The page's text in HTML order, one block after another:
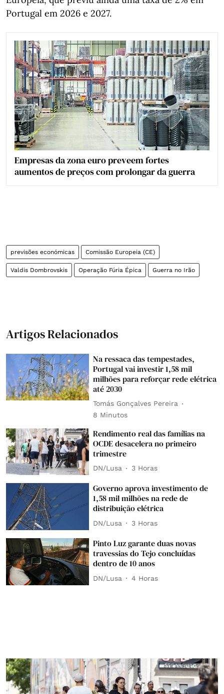
Portugal em 2026 e 2027.
Empresas da zona euro preveem fortes
aumentos de preços com prolongar da guerra
previsões económicas Comissão Europeia (CE)
Valdis Dombrovskis Operação Fúria Épica Guerra no Irão
Artigos Relacionados
Na ressaca das tempestades,
Portugal vai investir 1,58 mil
milhões para reforçar rede elétrica
até 2030
Tomás Gonçalves Pereira
8 Minutos
Rendimento real das famílias na
OCDE desacelera no primeiro
trimestre
DN/Lusa 3 Horas
Governo aprova investimento de
1,58 mil milhões na rede de
distribuição elétrica
DN/Lusa 3 Horas
Pinto Luz garante duas novas
travessias do Tejo concluídas
dentro de 10 anos
DN/Lusa 4 Horas